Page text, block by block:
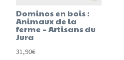
Dominos en bois :
Animaux de la
ferme – Artisans du
Jura
31,90€